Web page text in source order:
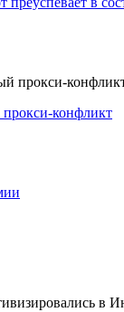
конфликт